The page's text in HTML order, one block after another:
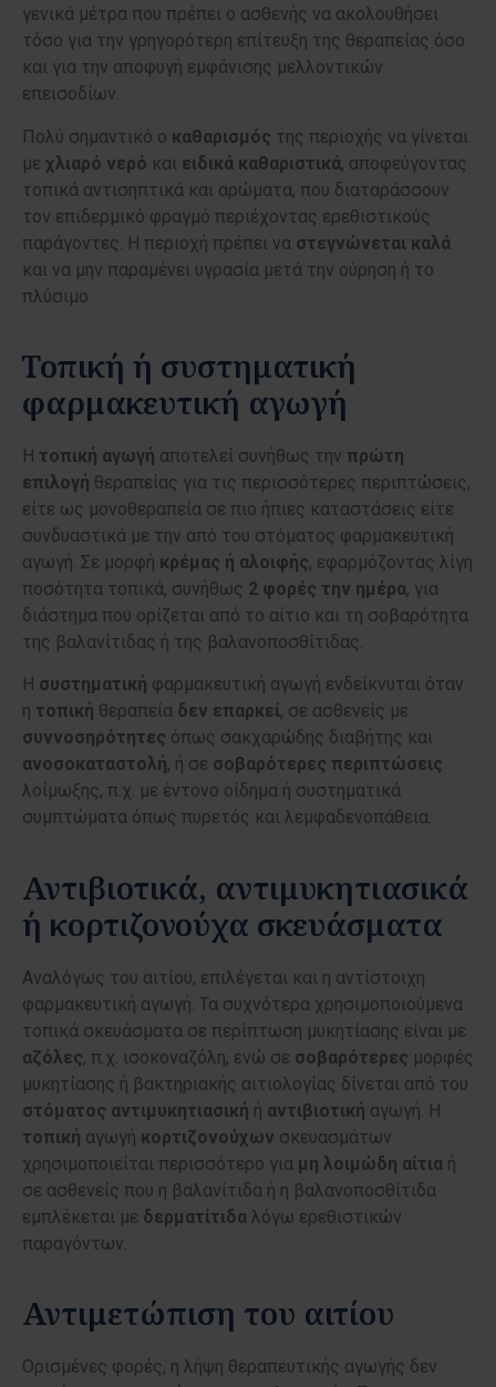
γενικά μέτρα που πρέπει ο ασθενής να ακολουθήσει
τόσο για την γρηγορότερη επίτευξη της θεραπείας όσο
και για την αποφυγή εμφάνισης μελλοντικών
επεισοδίων.
Πολύ σημαντικό ο καθαρισμός της περιοχής να γίνεται
με χλιαρό νερό και ειδικά καθαριστικά, αποφεύγοντας
τοπικά αντισηπτικά και αρώματα, που διαταράσσουν
τον επιδερμικό φραγμό περιέχοντας ερεθιστικούς
παράγοντες. Η περιοχή πρέπει να στεγνώνεται καλά
και να μην παραμένει υγρασία μετά την ούρηση ή το
πλύσιμο.
Τοπική ή συστηματική
φαρμακευτική αγωγή
Η τοπική αγωγή αποτελεί συνήθως την πρώτη
επιλογή θεραπείας για τις περισσότερες περιπτώσεις,
είτε ως μονοθεραπεία σε πιο ήπιες καταστάσεις είτε
συνδυαστικά με την από του στόματος φαρμακευτική
αγωγή. Σε μορφή κρέμας ή αλοιφής, εφαρμόζοντας λίγη
ποσότητα τοπικά, συνήθως 2 φορές την ημέρα, για
διάστημα που ορίζεται από το αίτιο και τη σοβαρότητα
της βαλανίτιδας ή της βαλανοποσθίτιδας.
Η συστηματική φαρμακευτική αγωγή ενδείκνυται όταν
η τοπική θεραπεία δεν επαρκεί, σε ασθενείς με
συννοσηρότητες όπως σακχαρώδης διαβήτης και
ανοσοκαταστολή, ή σε σοβαρότερες περιπτώσεις
λοίμωξης, π.χ. με έντονο οίδημα ή συστηματικά
συμπτώματα όπως πυρετός και λεμφαδενοπάθεια.
Αντιβιοτικά, αντιμυκητιασικά
ή κορτιζονούχα σκευάσματα
Αναλόγως του αιτίου, επιλέγεται και η αντίστοιχη
φαρμακευτική αγωγή. Τα συχνότερα χρησιμοποιούμενα
τοπικά σκευάσματα σε περίπτωση μυκητίασης είναι με
αζόλες, π.χ. ισοκοναζόλη, ενώ σε σοβαρότερες μορφές
μυκητίασης ή βακτηριακής αιτιολογίας δίνεται από του
στόματος αντιμυκητιασική ή αντιβιοτική αγωγή. Η
τοπική αγωγή κορτιζονούχων σκευασμάτων
χρησιμοποιείται περισσότερο για μη λοιμώδη αίτια ή
σε ασθενείς που η βαλανίτιδα ή η βαλανοποσθίτιδα
εμπλέκεται με δερματίτιδα λόγω ερεθιστικών
παραγόντων.
Αντιμετώπιση του αιτίου
Ορισμένες φορές, η λήψη θεραπευτικής αγωγής δεν